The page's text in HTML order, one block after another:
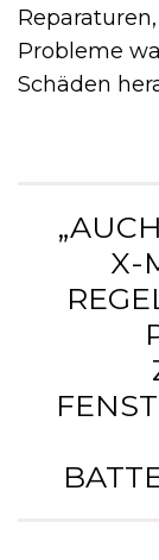
Probleme
Schäden
X-